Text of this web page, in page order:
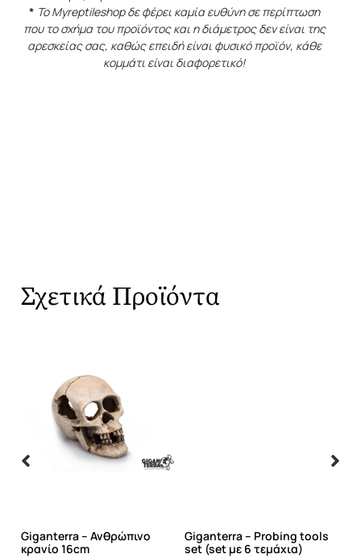
* Το Myreptileshop δε φέρει καμία ευθύνη σε περίπτωση
που το σχήμα του προϊόντος και η διάμετρος δεν είναι της
αρεσκείας σας, καθώς επειδή είναι φυσικό προϊόν, κάθε
κομμάτι είναι διαφορετικό!
Σχετικά Προϊόντα
Giganterra – Ανθρώπινο
κρανίο 16cm
Giganterra – Probing tools
set (set με 6 τεμάχια)